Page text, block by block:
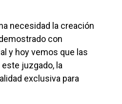
necesidad la creación
con
y hoy vemos que las
juzgado, la
exclusiva para